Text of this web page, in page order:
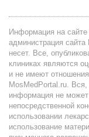
Информация на сайте
администрация сайта
несет. Все,
клиниках являются
и не имеют
MosMedPortal.ru. Вся,
информация не
непосредственной
использовании
использование